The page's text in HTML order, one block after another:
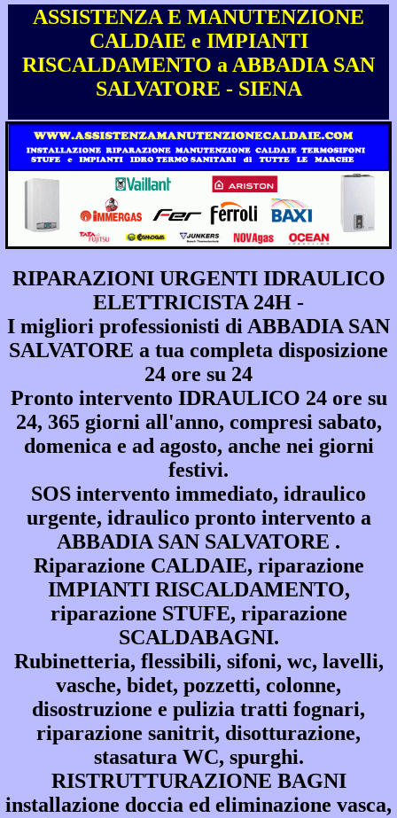
ASSISTENZA E MANUTENZIONE
CALDAIE e IMPIANTI
RISCALDAMENTO a ABBADIA SAN
SALVATORE - SIENA
RIPARAZIONI URGENTI IDRAULICO
ELETTRICISTA 24H -
I migliori professionisti di ABBADIA SAN
SALVATORE a tua completa disposizione
24 ore su 24
Pronto intervento IDRAULICO 24 ore su
24, 365 giorni all'anno, compresi sabato,
domenica e ad agosto, anche nei giorni
festivi.
SOS intervento immediato, idraulico
urgente, idraulico pronto intervento a
ABBADIA SAN SALVATORE .
Riparazione CALDAIE, riparazione
IMPIANTI RISCALDAMENTO,
riparazione STUFE, riparazione
SCALDABAGNI.
Rubinetteria, flessibili, sifoni, wc, lavelli,
vasche, bidet, pozzetti, colonne,
disostruzione e pulizia tratti fognari,
riparazione sanitrit, disotturazione,
stasatura WC, spurghi.
RISTRUTTURAZIONE BAGNI
installazione doccia ed eliminazione vasca,